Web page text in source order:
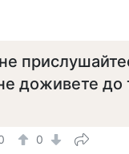
доживете до
0